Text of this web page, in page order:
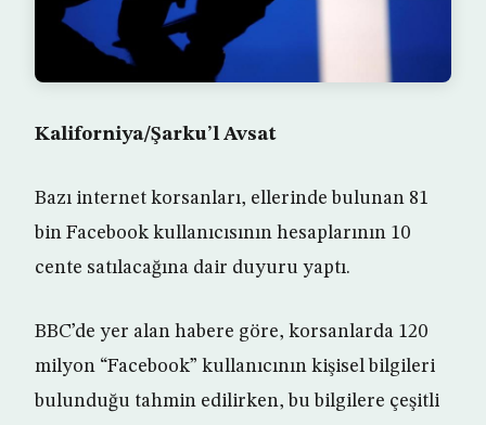
Kaliforniya/Şarku’l Avsat
Bazı internet korsanları, ellerinde bulunan 81
bin Facebook kullanıcısının hesaplarının 10
cente satılacağına dair duyuru yaptı.
BBC’de yer alan habere göre, korsanlarda 120
milyon “Facebook” kullanıcının kişisel bilgileri
bulunduğu tahmin edilirken, bu bilgilere çeşitli